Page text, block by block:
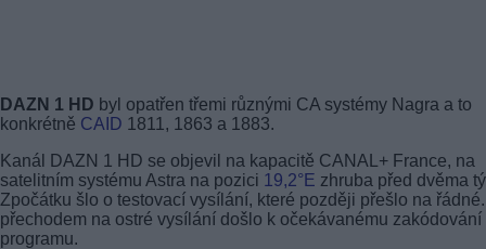
DAZN 1 HD byl opatřen třemi různými CA systémy Nagra a to
konkrétně CAID 1811, 1863 a 1883.
Kanál DAZN 1 HD se objevil na kapacitě CANAL+ France, na
satelitním systému Astra na pozici 19,2°E zhruba před dvěma
Zpočátku šlo o testovací vysílání, které později přešlo na
přechodem na ostré vysílání došlo k očekávanému zakódování
programu.